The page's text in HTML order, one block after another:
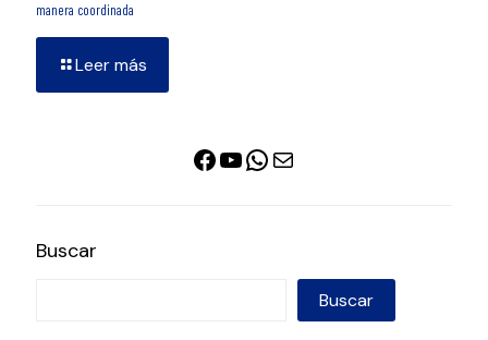
manera coordinada
Leer más
Facebook
YouTube
WhatsApp
Correo electrónico
Buscar
Buscar